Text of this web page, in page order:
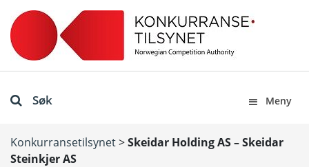
Søk Meny
Konkurransetilsynet>Skeidar Holding AS – Skeidar
Steinkjer AS